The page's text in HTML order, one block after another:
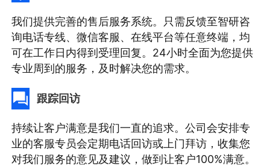
我们提供完善的售后服务系统。只需反馈至智研咨
询电话专线、微信客服、在线平台等任意终端，均
可在工作日内得到受理回复。24小时全面为您提供
专业周到的服务，及时解决您的需求。
跟踪回访
持续让客户满意是我们一直的追求。公司会安排专
业的客服专员会定期电话回访或上门拜访，收集您
对我们服务的意见及建议，做到让客户100%满意。